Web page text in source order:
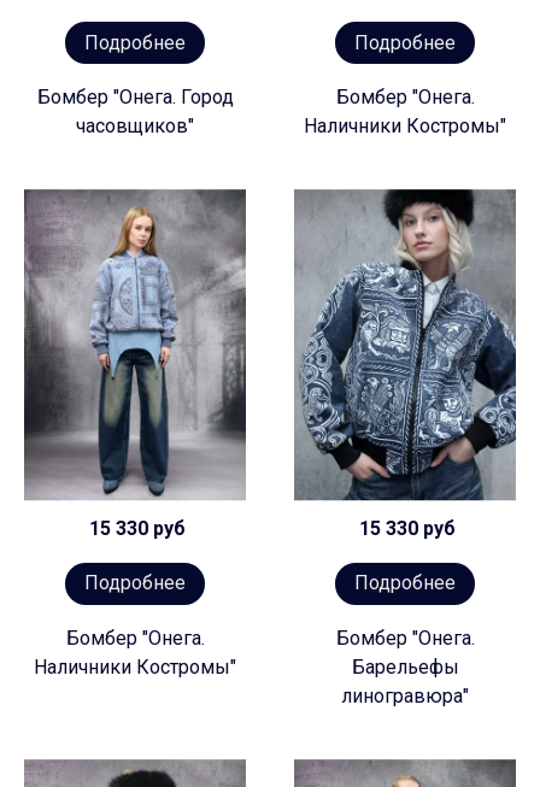
Подробнее
Бомбер "Онега. Город
часовщиков"
Подробнее
Бомбер "Онега.
Наличники Костромы"
15 330 руб
Подробнее
Бомбер "Онега.
Наличники Костромы"
15 330 руб
Подробнее
Бомбер "Онега.
Барельефы
линогравюра"